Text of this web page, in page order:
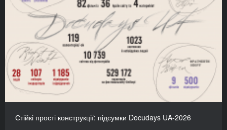
Стійкі прості конструкції: підсумки Docudays UA-2026